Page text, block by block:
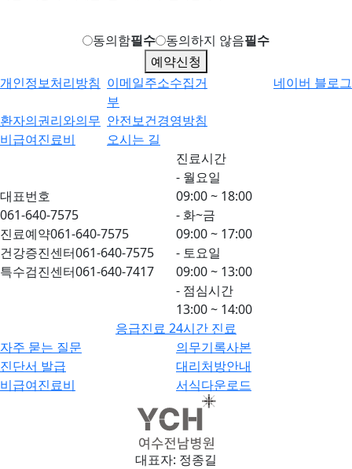
동의함필수 동의하지 않음필수
예약신청
개인정보처리방침 이메일주소수집거
부
환자의권리와의무 안전보건경영방침
비급여진료비
오시는 길
네이버 블로그
대표번호
061-640-7575
진료예약061-640-7575
건강증진센터061-640-7575
특수검진센터061-640-7417
진료시간
- 월요일
09:00 ~ 18:00
- 화~금
09:00 ~ 17:00
- 토요일
09:00 ~ 13:00
- 점심시간
13:00 ~ 14:00
응급진료 24시간 진료
자주 묻는 질문
의무기록사본
진단서 발급
대리처방안내
비급여진료비
서식다운로드
대표자: 정종길